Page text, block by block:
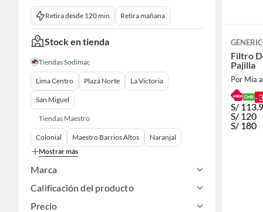
Retira desde 120 min Retira mañana
Stock en tienda
Tiendas Sodimac
Lima Centro Plaza Norte La Victoria
San Miguel
Tiendas Maestro
Colonial Maestro Barrios Altos
Naranjal
Mostrar más
Marca
Calificación del producto
Precio
Filtro
Pajilla
Por Mia
-
S/
S/ 120
S/ 180